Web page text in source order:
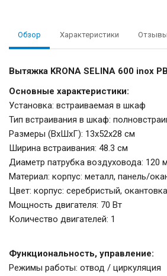
Обзор Характеристики
Вытяжка KRONA SELINA 600 inox PB
Основные характеристики:
Установка: встраиваемая в шкаф
Тип встраивания в шкаф:
Размеры (ВхШхГ): 13х52х28 см
Ширина встраивания: 48.3 см
Диаметр патрубка воздуховода: 120
Материал: корпус: металл, панель/
Цвет: корпус: серебристый,
Мощность двигателя: 70 Вт
Количество двигателей: 1
Функциональность, управление:
Режимы работы: отвод / циркуляция